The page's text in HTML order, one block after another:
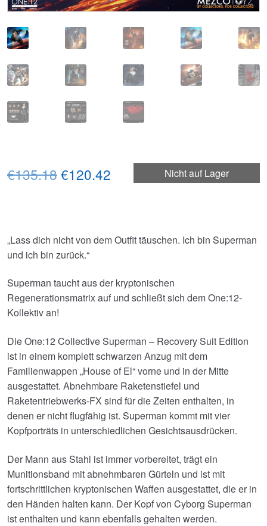
Nicht auf Lager
€135.18Ursprünglicher
€135.18
€120.42
€120.42.
„Lass dich nicht von dem Outfit täuschen. Ich bin Superman
und ich bin zurück.“
Superman taucht aus der kryptonischen
Regenerationsmatrix auf und schließt sich dem One:12-
Kollektiv an!
Die One:12 Collective Superman – Recovery Suit Edition
ist in einem komplett schwarzen Anzug mit dem
Familienwappen „House of El“ vorne und in der Mitte
ausgestattet. Abnehmbare Raketenstiefel und
Raketentriebwerks-FX sind für die Zeiten enthalten, in
denen er nicht flugfähig ist. Superman kommt mit vier
Kopfporträts in unterschiedlichen Gesichtsausdrücken.
Der Mann aus Stahl ist immer vorbereitet, trägt ein
Munitionsband mit abnehmbaren Gürteln und ist mit
fortschrittlichen kryptonischen Waffen ausgestattet, die er in
den Händen halten kann. Der Kopf von Cyborg Superman
ist enthalten und kann ebenfalls gehalten werden.